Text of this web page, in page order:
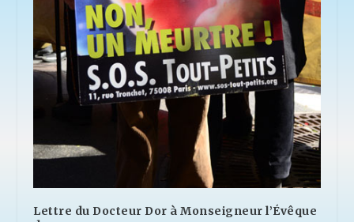
Lettre du Docteur Dor à Monseigneur l’Évêque